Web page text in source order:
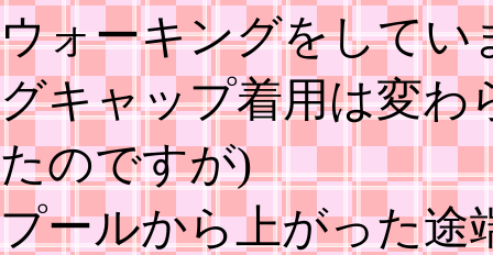
ウォーキングをして
グキャップ着用は変わ
たのですが)
プールから上がった途